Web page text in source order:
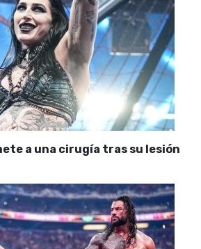
a una cirugía tras su lesión